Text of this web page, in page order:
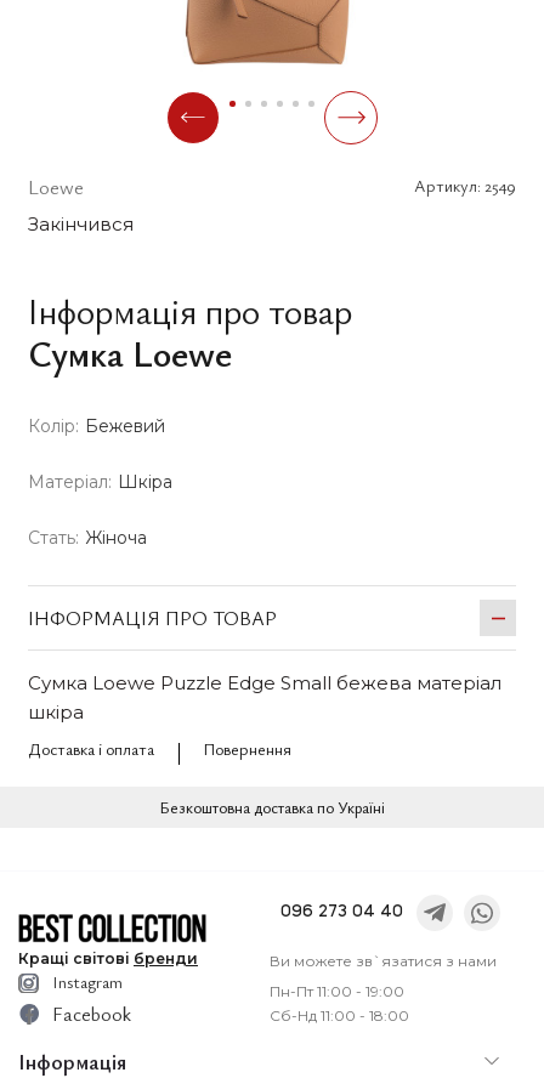
Loewe Артикул: 2549
Закінчився
Інформація про товар
Сумка Loewe
Колір: Бежевий
Матеріал: Шкіра
Стать: Жіноча
ІНФОРМАЦІЯ ПРО ТОВАР
Сумка Loewe Puzzle Edge Small бежева матеріал
шкіра
Доставка і оплата
Повернення
Безкоштовна доставка по Україні
Кращі світові бренди
096 273 04 40
Ви можете зв`язатися з нами
Пн-Пт 11:00 - 19:00
Сб-Нд 11:00 - 18:00
Інформація
Instagram
Facebook